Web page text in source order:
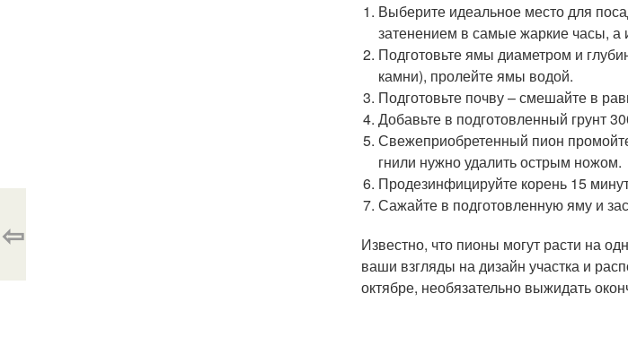
Выберите идеальное место для
затенением в самые жаркие часы, а
Подготовьте ямы диаметром и
камни), пролейте ямы водой.
Подготовьте почву – смешайте в
Добавьте в подготовленный грунт
Свежеприобретенный пион
гнили нужно удалить острым ножом.
Продезинфицируйте корень 15
Сажайте в подготовленную яму и
Известно, что пионы могут расти на
ваши взгляды на дизайн участка и
октябре, необязательно выжидать
⇦